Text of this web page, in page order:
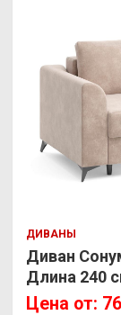
ДИВАНЫ
Диван
Длина 240
Цена от: